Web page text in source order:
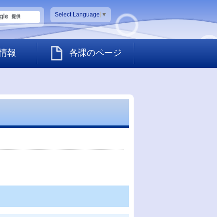
Select Language ▼
報 各課のページ